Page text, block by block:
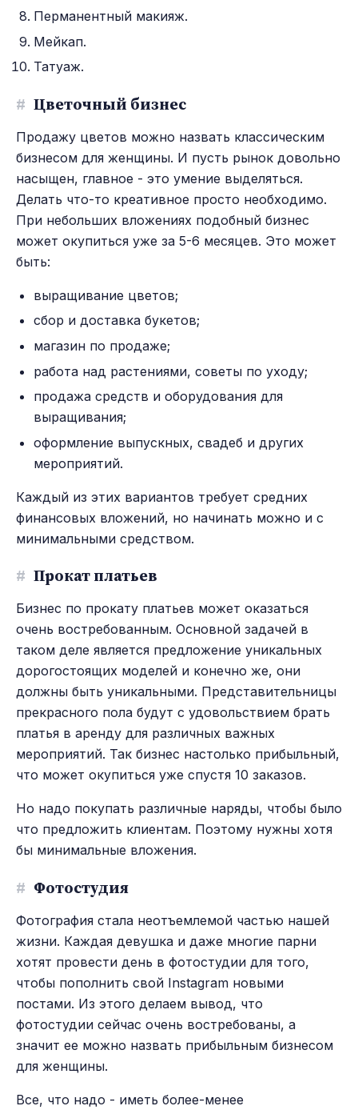
Перманентный макияж.
Мейкап.
Татуаж.
# Цветочный бизнес
Продажу цветов можно назвать классическим
бизнесом для женщины. И пусть рынок довольно
насыщен, главное - это умение выделяться.
Делать что-то креативное просто необходимо.
При небольших вложениях подобный бизнес
может окупиться уже за 5-6 месяцев. Это может
быть:
выращивание цветов;
сбор и доставка букетов;
магазин по продаже;
работа над растениями, советы по уходу;
продажа средств и оборудования для
выращивания;
оформление выпускных, свадеб и других
мероприятий.
Каждый из этих вариантов требует средних
финансовых вложений, но начинать можно и с
минимальными средством.
# Прокат платьев
Бизнес по прокату платьев может оказаться
очень востребованным. Основной задачей в
таком деле является предложение уникальных
дорогостоящих моделей и конечно же, они
должны быть уникальными. Представительницы
прекрасного пола будут с удовольствием брать
платья в аренду для различных важных
мероприятий. Так бизнес настолько прибыльный,
что может окупиться уже спустя 10 заказов.
Но надо покупать различные наряды, чтобы было
что предложить клиентам. Поэтому нужны хотя
бы минимальные вложения.
# Фотостудия
Фотография стала неотъемлемой частью нашей
жизни. Каждая девушка и даже многие парни
хотят провести день в фотостудии для того,
чтобы пополнить свой Instagram новыми
постами. Из этого делаем вывод, что
фотостудии сейчас очень востребованы, а
значит ее можно назвать прибыльным бизнесом
для женщины.
Все, что надо - иметь более-менее